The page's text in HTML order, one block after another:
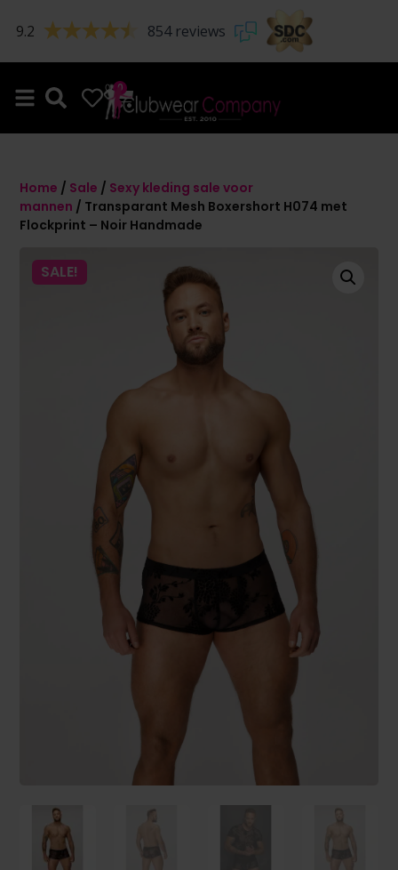
9.2 854 reviews
0 0
Home / Sale / Sexy kleding sale voor
mannen / Transparant Mesh Boxershort H074 met
Flockprint – Noir Handmade
SALE!